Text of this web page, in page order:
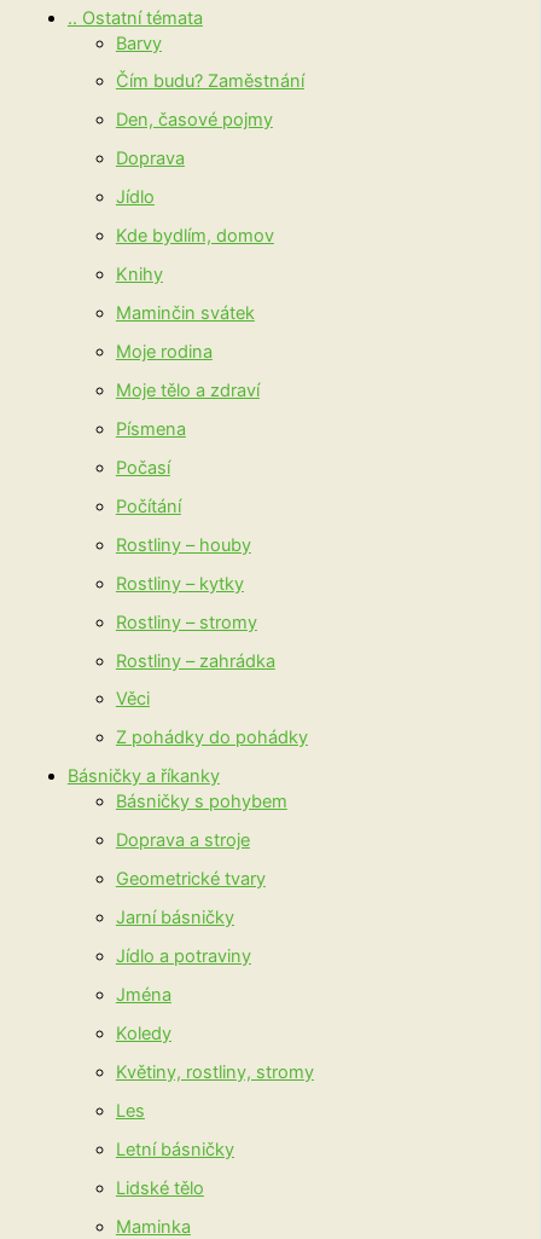
.. Ostatní témata
Barvy
Čím budu? Zaměstnání
Den, časové pojmy
Doprava
Jídlo
Kde bydlím, domov
Knihy
Maminčin svátek
Moje rodina
Moje tělo a zdraví
Písmena
Počasí
Počítání
Rostliny – houby
Rostliny – kytky
Rostliny – stromy
Rostliny – zahrádka
Věci
Z pohádky do pohádky
Básničky a říkanky
Básničky s pohybem
Doprava a stroje
Geometrické tvary
Jarní básničky
Jídlo a potraviny
Jména
Koledy
Květiny, rostliny, stromy
Les
Letní básničky
Lidské tělo
Maminka